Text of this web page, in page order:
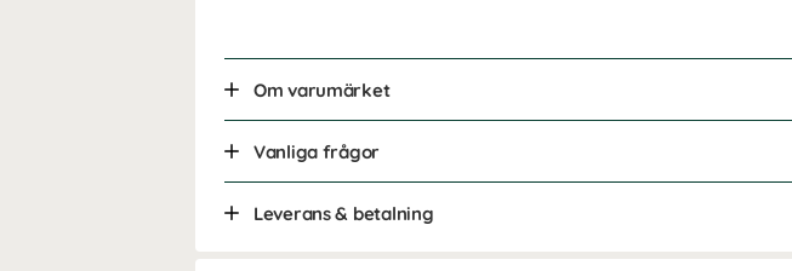
Om varumärket
Vanliga frågor
Leverans & betalning